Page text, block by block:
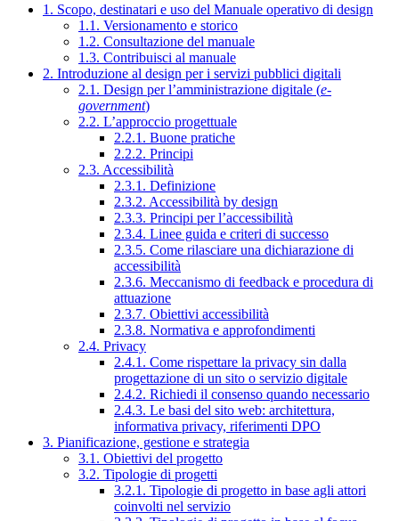
1. Scopo, destinatari e uso del Manuale operativo di design
1.1. Versionamento e storico
1.2. Consultazione del manuale
1.3. Contribuisci al manuale
2. Introduzione al design per i servizi pubblici digitali
2.1. Design per l’amministrazione digitale (e-
government)
2.2. L’approccio progettuale
2.2.1. Buone pratiche
2.2.2. Principi
2.3. Accessibilità
2.3.1. Definizione
2.3.2. Accessibilità by design
2.3.3. Principi per l’accessibilità
2.3.4. Linee guida e criteri di successo
2.3.5. Come rilasciare una dichiarazione di
accessibilità
2.3.6. Meccanismo di feedback e procedura di
attuazione
2.3.7. Obiettivi accessibilità
2.3.8. Normativa e approfondimenti
2.4. Privacy
2.4.1. Come rispettare la privacy sin dalla
progettazione di un sito o servizio digitale
2.4.2. Richiedi il consenso quando necessario
2.4.3. Le basi del sito web: architettura,
informativa privacy, riferimenti DPO
3. Pianificazione, gestione e strategia
3.1. Obiettivi del progetto
3.2. Tipologie di progetti
3.2.1. Tipologie di progetto in base agli attori
coinvolti nel servizio